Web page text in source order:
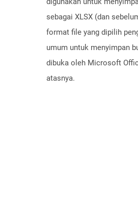
sebagai XLSX (dan
format file yang dipilih
umum untuk menyimpan
dibuka oleh Microsoft
atasnya.